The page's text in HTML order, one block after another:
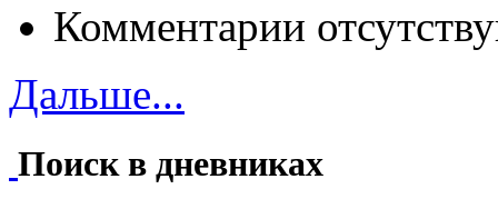
Комментарии
Дальше...
Поиск в дневниках